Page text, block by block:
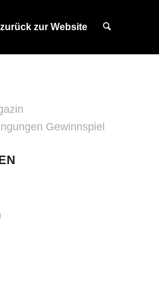
zurück zur Website
Gewinnspiel